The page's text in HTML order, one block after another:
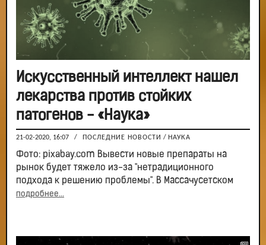
Искусственный интеллект нашел
лекарства против стойких
патогенов - «Наука»
21-02-2020, 16:07 / ПОСЛЕДНИЕ НОВОСТИ / НАУКА
Фото: pixabay.com Вывести новые препараты на
рынок будет тяжело из-за "нетрадиционного
подхода к решению проблемы". В Массачусетском
подробнее...